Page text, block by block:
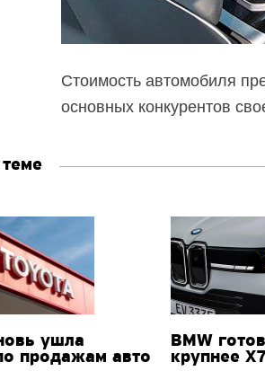
Стоимость автомобиля
основных конкурентов
ушла
продажам авто
BMW
крупнее